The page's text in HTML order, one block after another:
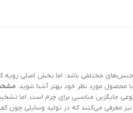
جنس‌های مختلفی باشد؛ اما بخش اصلی
محصول مورد نظر خود بهتر آشنا شوید.
جایگزین مناسبی برای چرم است. اما
نیز معرفی می‌کنند که در تولید وسایلی